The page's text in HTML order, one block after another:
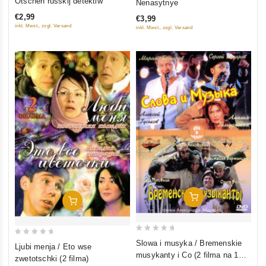
of
€2,99
inkl. Mwst., zzgl. Versand
of
Nenasytnye
€3,99
inkl. Mwst., zzgl. Versand
In Den Warenkorb
out
Ljubi menja / Eto wse
zwetotschki (2 filma)
In Den Warenkorb
Slowa i musyka / Bremenskie
musykanty i Co (2 filma na 1